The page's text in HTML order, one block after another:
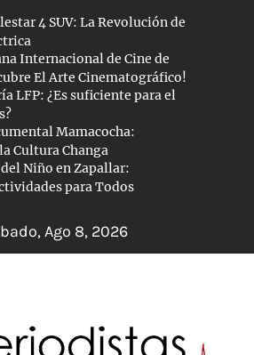
4 SUV: La Revolución de
Internacional de Cine de
El Arte Cinematográfico!
LFP: ¿Es suficiente para el
Mamacocha:
Cultura Changa
Niño en Zapallar:
para Todos
Ago 8, 2026